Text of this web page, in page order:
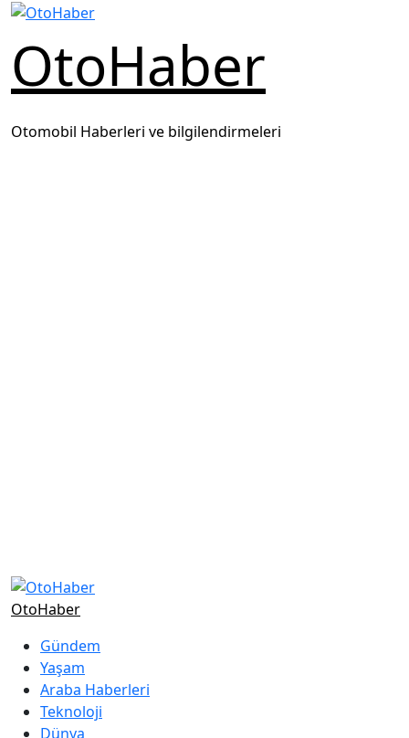
OtoHaber
Otomobil Haberleri ve bilgilendirmeleri
OtoHaber
Gündem
Yaşam
Araba Haberleri
Teknoloji
Dünya